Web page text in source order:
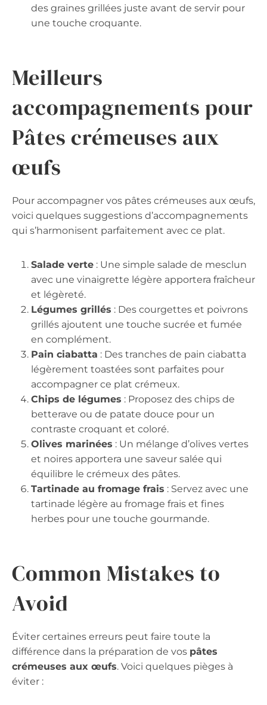
des graines grillées juste avant de servir pour
une touche croquante.
Meilleurs
accompagnements pour
Pâtes crémeuses aux
œufs
Pour accompagner vos pâtes crémeuses aux œufs,
voici quelques suggestions d’accompagnements
qui s’harmonisent parfaitement avec ce plat.
Salade verte : Une simple salade de mesclun
avec une vinaigrette légère apportera fraîcheur
et légèreté.
Légumes grillés : Des courgettes et poivrons
grillés ajoutent une touche sucrée et fumée
en complément.
Pain ciabatta : Des tranches de pain ciabatta
légèrement toastées sont parfaites pour
accompagner ce plat crémeux.
Chips de légumes : Proposez des chips de
betterave ou de patate douce pour un
contraste croquant et coloré.
Olives marinées : Un mélange d’olives vertes
et noires apportera une saveur salée qui
équilibre le crémeux des pâtes.
Tartinade au fromage frais : Servez avec une
tartinade légère au fromage frais et fines
herbes pour une touche gourmande.
Common Mistakes to
Avoid
Éviter certaines erreurs peut faire toute la
différence dans la préparation de vos pâtes
crémeuses aux œufs. Voici quelques pièges à
éviter :